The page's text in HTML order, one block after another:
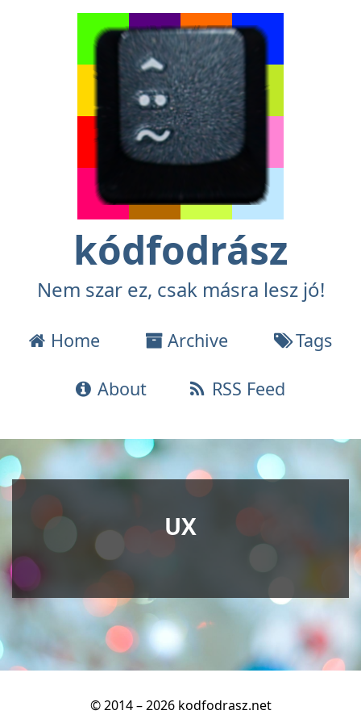
kódfodrász
Nem szar ez, csak másra lesz jó!
Home Archive Tags
About RSS Feed
UX
© 2014 – 2026 kodfodrasz.net